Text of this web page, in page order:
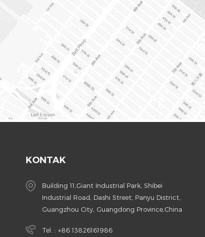
KONTAK
Building 11,Giant Industrial Park, Shibei
Industrial Road, Dashi Street, Panyu District,
Guangzhou City, Guangdong Province,China
Tel. : +86 13826161986